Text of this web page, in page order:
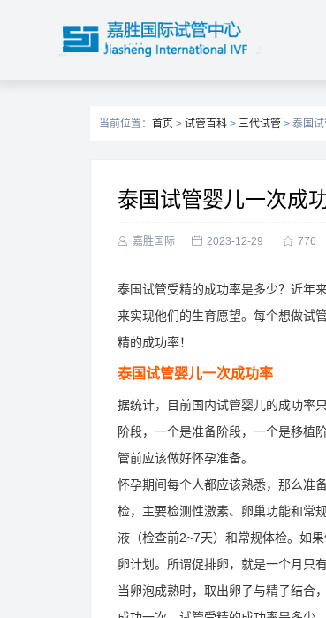
当前位置： 首页 > 试管百科 > 三代试管 > 泰国
泰国试管婴儿一次成
 嘉胜国际  2023-12-29  776
泰国试管受精的成功率是多少？近年
来实现他们的生育愿望。每个想做试
精的成功率！
泰国试管婴儿一次成功率
据统计，目前国内试管婴儿的成功率
阶段，一个是准备阶段，一个是移植
管前应该做好怀孕准备。
怀孕期间每个人都应该熟悉，那么准
检，主要检测性激素、卵巢功能和常
液（检查前2~7天）和常规体检。如
卵计划。所谓促排卵，就是一个月只
当卵泡成熟时，取出卵子与精子结合